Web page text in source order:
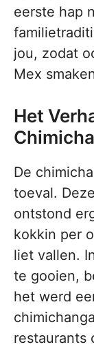
eerste hap
jou, zodat
Mex
Het
De
toeval.
ontstond
kokkin per
liet vallen.
te gooien,
het werd
restaurants